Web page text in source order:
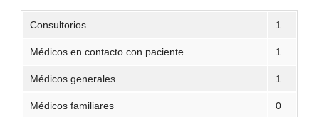
Consultorios 1
Médicos en contacto con paciente 1
Médicos generales 1
Médicos familiares 0